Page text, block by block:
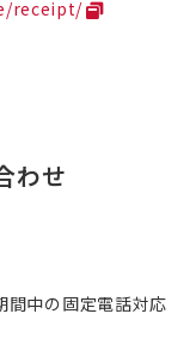
receipt/
わせ
中の固定電話対応